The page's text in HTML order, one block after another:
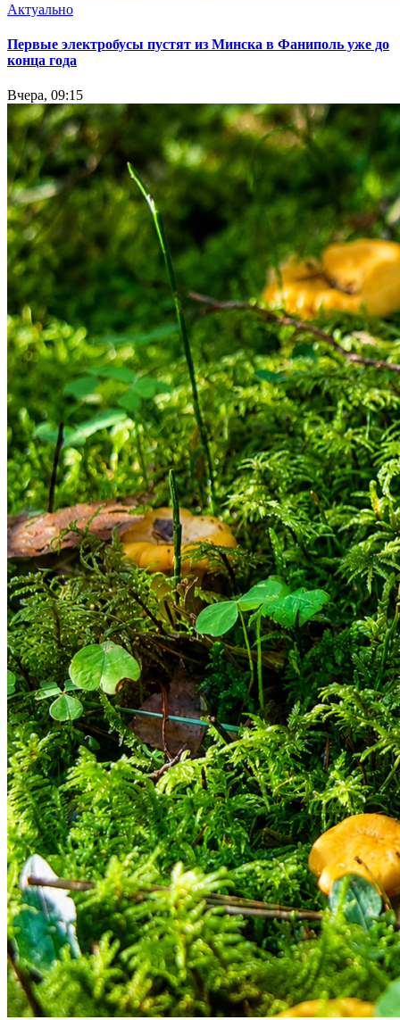
Актуально
Первые электробусы пустят из Минска в Фаниполь уже до
конца года
Вчера, 09:15